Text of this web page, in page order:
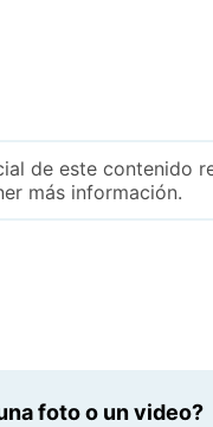
de este contenido
más información.
foto o un video?